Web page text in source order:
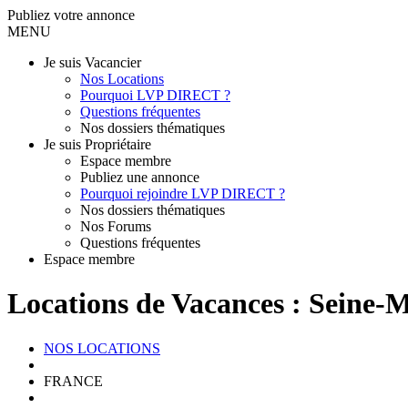
Publiez votre annonce
MENU
Je suis Vacancier
Nos Locations
Pourquoi LVP DIRECT ?
Questions fréquentes
Nos dossiers thématiques
Je suis Propriétaire
Espace membre
Publiez une annonce
Pourquoi rejoindre LVP DIRECT ?
Nos dossiers thématiques
Nos Forums
Questions fréquentes
Espace membre
Locations de Vacances : Seine-
NOS LOCATIONS
FRANCE